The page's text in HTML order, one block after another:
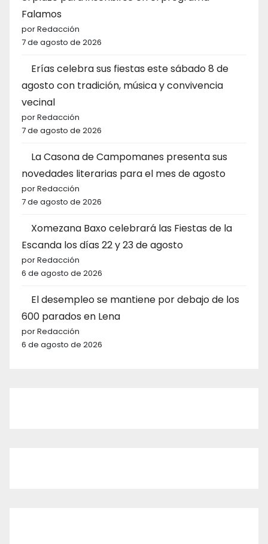
Falamos
por Redacción
7 de agosto de 2026
Erías celebra sus fiestas este sábado 8 de
agosto con tradición, música y convivencia
vecinal
por Redacción
7 de agosto de 2026
La Casona de Campomanes presenta sus
novedades literarias para el mes de agosto
por Redacción
7 de agosto de 2026
Xomezana Baxo celebrará las Fiestas de la
Escanda los días 22 y 23 de agosto
por Redacción
6 de agosto de 2026
El desempleo se mantiene por debajo de los
600 parados en Lena
por Redacción
6 de agosto de 2026